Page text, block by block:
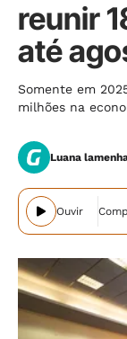
reunir
até
Somente em
milhões na
Luana
Ouvir